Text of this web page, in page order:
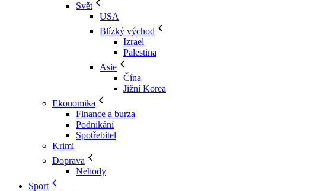
Svět
USA
Blízký východ
Izrael
Palestina
Asie
Čína
Jižní Korea
Ekonomika
Finance a burza
Podnikání
Spotřebitel
Krimi
Doprava
Nehody
Sport